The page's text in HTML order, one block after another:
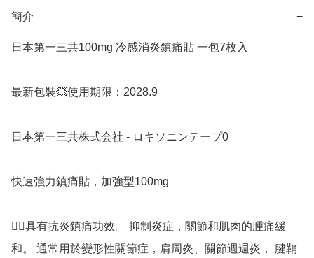
簡介 −
日本第一三共100mg 冷感消炎鎮痛貼 一包7枚入
最新包裝💥使用期限：2028.9
日本第一三共株式会社 - ロキソニンテープ0
快速強力鎮痛貼，加強型100mg
👍🏻具有抗炎鎮痛功效。 抑制炎症，關節和肌肉的腫痛緩
和。 通常用於變形性關節症，肩周炎、關節週週炎， 腱鞘